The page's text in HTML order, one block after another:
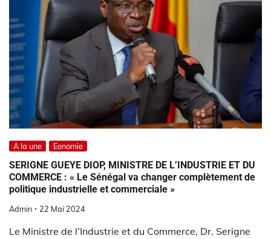
A la une Eonomie
SERIGNE GUEYE DIOP, MINISTRE DE L’INDUSTRIE ET DU
COMMERCE : « Le Sénégal va changer complètement de
politique industrielle et commerciale »
Admin 22 Mai 2024
Le Ministre de l’Industrie et du Commerce, Dr. Serigne